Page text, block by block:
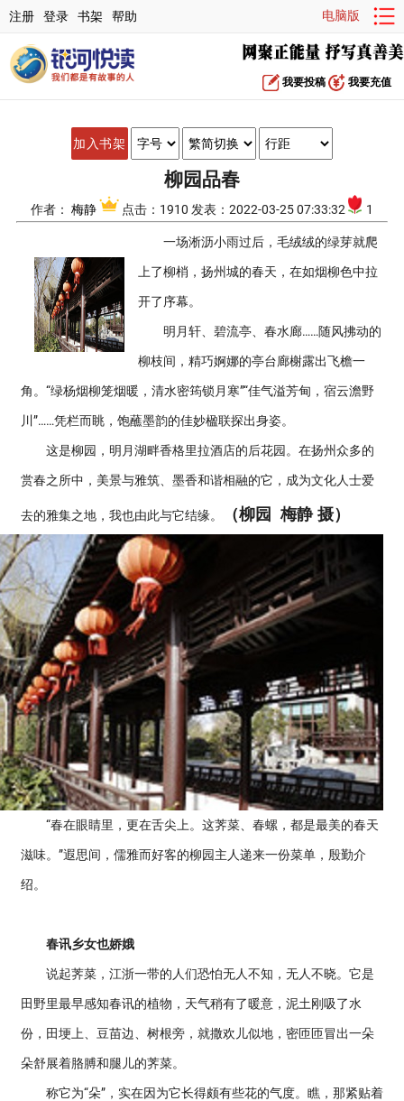
注册 登录 书架 帮助 电脑版
我要投稿 我要充值
加入书架
柳园品春
作者： 梅静 点击：1910 发表：2022-03-25 07:33:32 1
一场淅沥小雨过后，毛绒绒的绿芽就爬
上了柳梢，扬州城的春天，在如烟柳色中拉
开了序幕。
明月轩、碧流亭、春水廊……随风拂动的
柳枝间，精巧婀娜的亭台廊榭露出飞檐一
角。“绿杨烟柳笼烟暖，清水密筠锁月寒”“佳气溢芳甸，宿云澹野
川”……凭栏而眺，饱蘸墨韵的佳妙楹联探出身姿。
这是柳园，明月湖畔香格里拉酒店的后花园。在扬州众多的
赏春之所中，美景与雅筑、墨香和谐相融的它，成为文化人士爱
去的雅集之地，我也由此与它结缘。 （柳园 梅静 摄）
“春在眼睛里，更在舌尖上。这荠菜、春螺，都是最美的春天
滋味。”遐思间，儒雅而好客的柳园主人递来一份菜单，殷勤介
绍。
春讯乡女也娇娥
说起荠菜，江浙一带的人们恐怕无人不知，无人不晓。它是
田野里最早感知春讯的植物，天气稍有了暖意，泥土刚吸了水
份，田埂上、豆苗边、树根旁，就撒欢儿似地，密匝匝冒出一朵
朵舒展着胳膊和腿儿的荠菜。
称它为“朵”，实在因为它长得颇有些花的气度。瞧，那紧贴着